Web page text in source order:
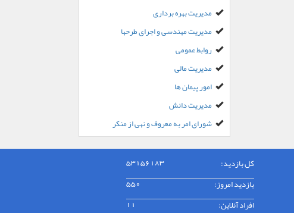
مدیریت بهره برداری
مدیریت مهندسی و اجرای طرحها
روابط عمومی
مدیریت مالی
امور پیمان ها
مدیریت دانش
شورای امر به معروف و نهی از منکر
کل بازدید: 53156183
بازدید امروز: 550
افراد آنلاین: 11